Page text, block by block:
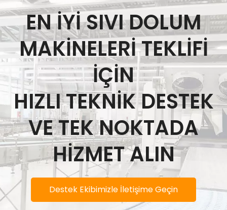
EN İYİ SIVI DOLUM
MAKİNELERİ TEKLİFİ
İÇİN
HIZLI TEKNİK DESTEK
VE TEK NOKTADA
HİZMET ALIN
Destek Ekibimizle İletişime Geçin